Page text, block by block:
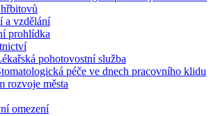
a vzdělání
prohlídka
pohotovostní služba
péče ve dnech pracovního klidu
rozvoje města
omezení